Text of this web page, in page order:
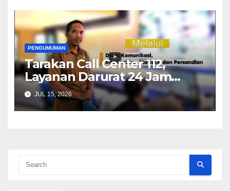
PENGUMUMAN
Tarakan Call Center 112,
Layanan Darurat 24 Jam
untuk Masyarakat
JUL 15, 2026